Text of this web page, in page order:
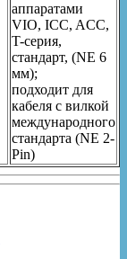
аппаратами
VIO, ICC, ACC,
T-серия,
стандарт, (NE 6
мм);
подходит для
кабеля с вилкой
международного
стандарта (NE 2-
Pin)